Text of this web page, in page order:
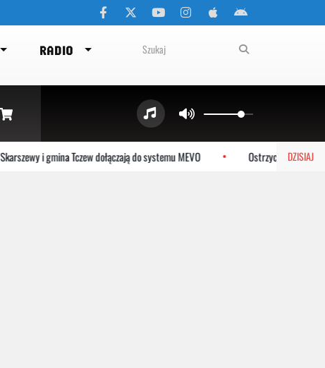
RADIO
DZISIAJ
i gmina Tczew dołączają do systemu MEVO Ostrzyckie Lato już w